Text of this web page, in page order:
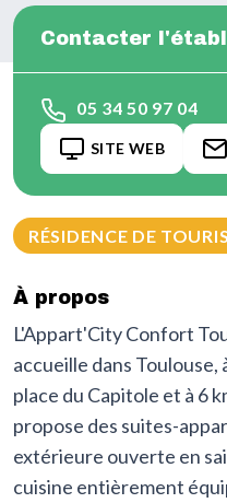
RÉSIDENCE DE
À propos
L'Appart'City Confort
accueille dans Toulouse,
place du Capitole et à 6
propose des suites-
extérieure ouverte en
cuisine entièrement
Contacter
05 34 50 97 04
SITE WEB